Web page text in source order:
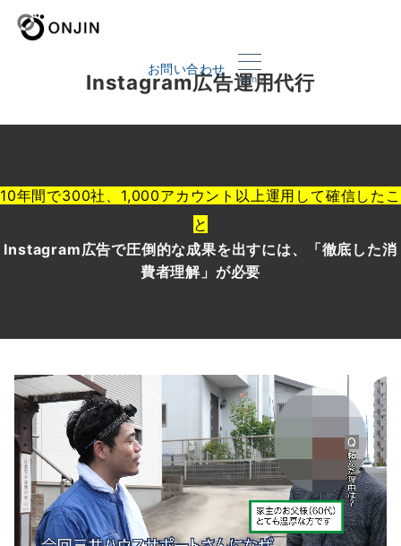
お問い合わせ
Menu
Instagram広告運用代行
10年間で300社、1,000アカウント以上運用して確信したこ
と
Instagram広告で圧倒的な成果を出すには、「徹底した消
費者理解」が必要